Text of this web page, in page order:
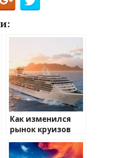
Как изменился
рынок круизов
после пандемии